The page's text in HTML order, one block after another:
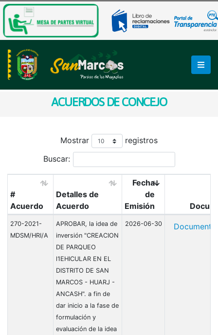
ACUERDOS DE CONCEJO
Mostrar
registros
Buscar:
#
Acuerdo
Detalles de
Acuerdo
Fecha
de
Emisión
270-2021-
MDSM/HRI/A
APROBAR, la idea de
inversión "CREACION
DE PARQUEO
l1EHICULAR EN EL
DISTRITO DE SAN
MARCOS - HUARJ -
ANCASH". a fin de
dar inicio a la fase de
formulación y
evaluación de la idea
2026-06-30